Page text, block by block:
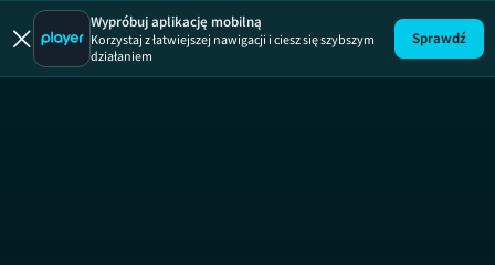
Wypróbuj aplikację mobilną
Korzystaj z łatwiejszej nawigacji i ciesz się szybszym
działaniem
Sprawdź